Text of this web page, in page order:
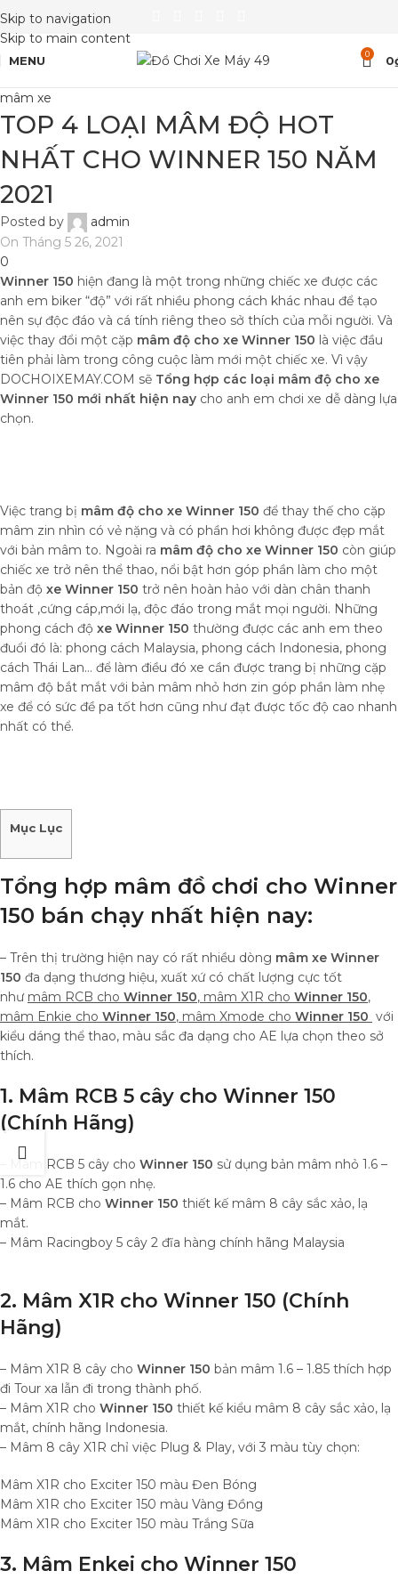
Skip to navigation
Skip to main content
MENU 0 0
mâm xe
TOP 4 LOẠI MÂM ĐỘ HOT
NHẤT CHO WINNER 150 NĂM
2021
Posted by
admin
On Tháng 5 26, 2021
0
Winner 150 hiện đang là một trong những chiếc xe được các
anh em biker “độ” với rất nhiều phong cách khác nhau để tạo
nên sự độc đáo và cá tính riêng theo sở thích của mỗi người. Và
việc thay đổi một cặp mâm độ cho xe Winner 150 là việc đầu
tiên phải làm trong công cuộc làm mới một chiếc xe. Vì vậy
DOCHOIXEMAY.COM sẽ Tổng hợp các loại mâm độ cho xe
Winner 150 mới nhất hiện nay cho anh em chơi xe dễ dàng lựa
chọn.
Việc trang bị mâm độ cho xe Winner 150 để thay thế cho cặp
mâm zin nhìn có vẻ nặng và có phần hơi không được đẹp mắt
với bản mâm to. Ngoài ra mâm độ cho xe Winner 150 còn giúp
chiếc xe trở nên thể thao, nổi bật hơn góp phần làm cho một
bản độ xe Winner 150 trở nên hoàn hảo với dàn chân thanh
thoát ,cứng cáp,mới lạ, độc đáo trong mắt mọi người. Những
phong cách độ xe Winner 150 thường được các anh em theo
đuổi đó là: phong cách Malaysia, phong cách Indonesia, phong
cách Thái Lan… để làm điều đó xe cần được trang bị những cặp
mâm độ bắt mắt với bản mâm nhỏ hơn zin góp phần làm nhẹ
xe để có sức đề pa tốt hơn cũng như đạt được tốc độ cao nhanh
nhất có thể.
Mục Lục
Tổng hợp mâm đồ chơi cho Winner
150 bán chạy nhất hiện nay:
– Trên thị trường hiện nay có rất nhiều dòng mâm xe Winner
150 đa dạng thương hiệu, xuất xứ có chất lượng cực tốt
như mâm RCB cho Winner 150, mâm X1R cho Winner 150,
mâm Enkie cho Winner 150, mâm Xmode cho Winner 150 với
kiểu dáng thể thao, màu sắc đa dạng cho AE lựa chọn theo sở
thích.
1. Mâm RCB 5 cây cho Winner 150
(Chính Hãng)
– Mâm RCB 5 cây cho Winner 150 sử dụng bản mâm nhỏ 1.6 –
1.6 cho AE thích gọn nhẹ.
– Mâm RCB cho Winner 150 thiết kế mâm 8 cây sắc xảo, lạ
mắt.
– Mâm Racingboy 5 cây 2 đĩa hàng chính hãng Malaysia
2. Mâm X1R cho Winner 150 (Chính
Hãng)
– Mâm X1R 8 cây cho Winner 150 bản mâm 1.6 – 1.85 thích hợp
đi Tour xa lẫn đi trong thành phố.
– Mâm X1R cho Winner 150 thiết kế kiểu mâm 8 cây sắc xảo, lạ
mắt, chính hãng Indonesia.
– Mâm 8 cây X1R chỉ việc Plug & Play, với 3 màu tùy chọn:
Mâm X1R cho Exciter 150 màu Đen Bóng
Mâm X1R cho Exciter 150 màu Vàng Đồng
Mâm X1R cho Exciter 150 màu Trắng Sữa
3. Mâm Enkei cho Winner 150